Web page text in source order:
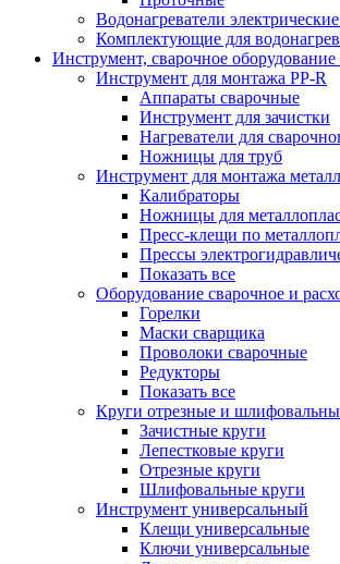
Водонагреватели
Комплектующие для
Инструмент, сварочное
Инструмент для монтажа PP-R
Аппараты сварочные
Инструмент для зачистки
Нагреватели для
Ножницы для труб
Инструмент для монтажа
Калибраторы
Ножницы для
Пресс-клещи по
Прессы
Показать все
Оборудование сварочное и
Горелки
Маски сварщика
Проволоки сварочные
Редукторы
Показать все
Круги отрезные и
Зачистные круги
Лепестковые круги
Отрезные круги
Шлифовальные круги
Инструмент универсальный
Клещи универсальные
Ключи универсальные